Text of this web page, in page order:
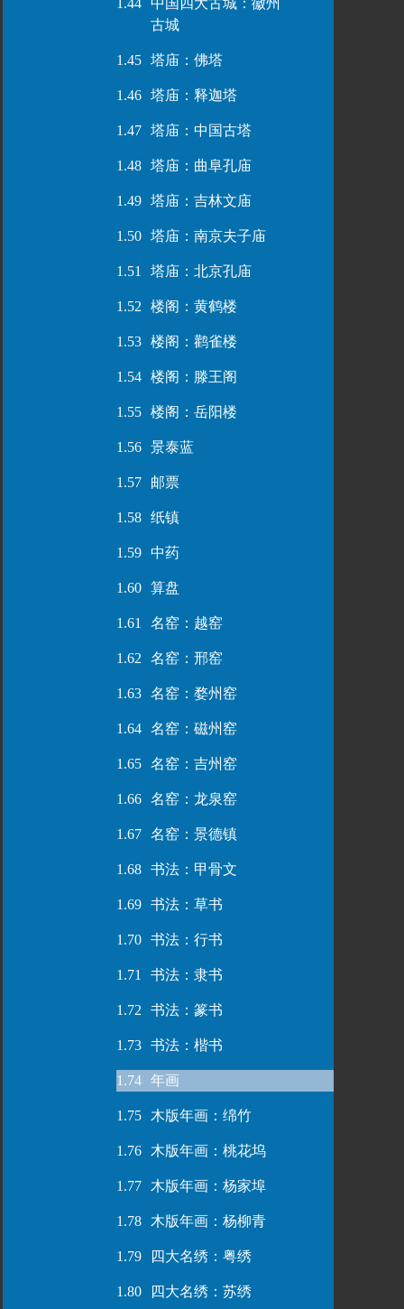
1.44
中国四大古城：徽州
古城
1.45 塔庙：佛塔
1.46 塔庙：释迦塔
1.47 塔庙：中国古塔
1.48 塔庙：曲阜孔庙
1.49 塔庙：吉林文庙
1.50 塔庙：南京夫子庙
1.51 塔庙：北京孔庙
1.52 楼阁：黄鹤楼
1.53 楼阁：鹳雀楼
1.54 楼阁：滕王阁
1.55 楼阁：岳阳楼
1.56 景泰蓝
1.57 邮票
1.58 纸镇
1.59 中药
1.60 算盘
1.61 名窑：越窑
1.62 名窑：邢窑
1.63 名窑：婺州窑
1.64 名窑：磁州窑
1.65 名窑：吉州窑
1.66 名窑：龙泉窑
1.67 名窑：景德镇
1.68 书法：甲骨文
1.69 书法：草书
1.70 书法：行书
1.71 书法：隶书
1.72 书法：篆书
1.73 书法：楷书
1.74 年画
1.75 木版年画：绵竹
1.76 木版年画：桃花坞
1.77 木版年画：杨家埠
1.78 木版年画：杨柳青
1.79 四大名绣：粤绣
1.80 四大名绣：苏绣